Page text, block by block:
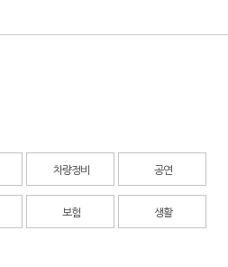
차량정비 공연
보험 생활